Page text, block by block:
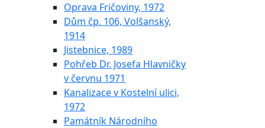
Oprava Fričoviny, 1972
Dům čp. 106, Volšanský,
1914
Jistebnice, 1989
Pohřeb Dr. Josefa Hlavničky
v červnu 1971
Kanalizace v Kostelní ulici,
1972
Památník Národního